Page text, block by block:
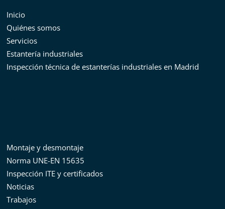
Inicio
Quiénes somos
Servicios
Estantería industriales
Inspección técnica de estanterías industriales en Madrid
Montaje y desmontaje
Norma UNE-EN 15635
Inspección ITE y certificados
Noticias
Trabajos